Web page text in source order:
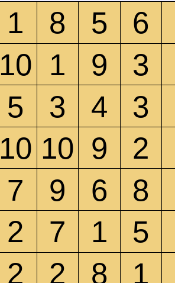
1 8 5 6
10 1 9 3
5 3 4 3
10 10 9 2
7 9 6 8
2 7 1 5
2 2 8 1